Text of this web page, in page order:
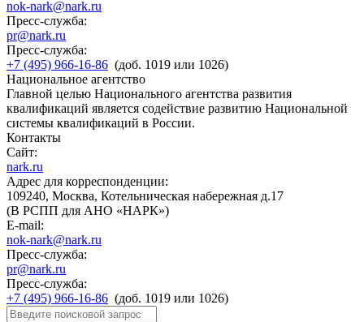
nok-nark@nark.ru
Пресс-служба:
pr@nark.ru
Пресс-служба:
+7 (495) 966-16-86 (доб. 1019 или 1026)
Национальное агентство
Главной целью Национального агентства развития
квалификаций является содействие развитию Национальной
системы квалификаций в России.
Контакты
Сайт:
nark.ru
Адрес для корреспонденции:
109240, Москва, Котельническая набережная д.17
(В РСПП для АНО «НАРК»)
E-mail:
nok-nark@nark.ru
Пресс-служба:
pr@nark.ru
Пресс-служба:
+7 (495) 966-16-86 (доб. 1019 или 1026)